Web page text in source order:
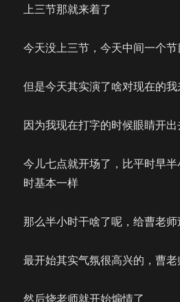
上三节那就来着了
今天没上三节，今天中间一个
但是今天其实演了啥对现在的
因为我现在打字的时候眼睛开
今儿七点就开场了，比平时早
时基本一样
那么半小时干啥了呢，给曹老师
最开始其实气氛很高兴的，曹
然后烧老师就开始煽情了